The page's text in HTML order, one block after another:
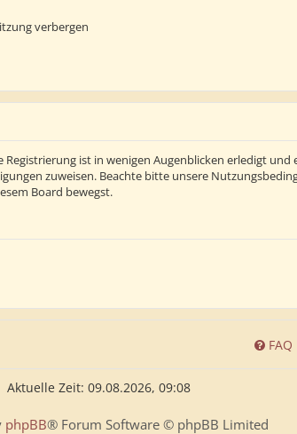
verbergen
ist in wenigen Augenblicken erledigt
zuweisen. Beachte bitte unsere
Board bewegst.
FAQ
Aktuelle Zeit: 09.08.2026, 09:08
phpBB® Forum Software © phpBB Limited